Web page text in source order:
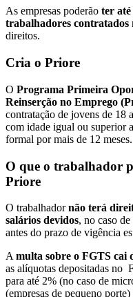
As empresas poderão ter até
trabalhadores contratados
direitos.
Cria o Priore
O Programa Primeira
Reinserção no Emprego
contratação de jovens de 18
com idade igual ou superior
formal por mais de 12 meses.
O que o trabalhador
Priore
O trabalhadornão terá
salários devidos, no caso
antes do prazo de vigência
A multa sobre o FGTS cai
as alíquotas depositadas no
para até 2% (no caso de
(empresas de pequeno